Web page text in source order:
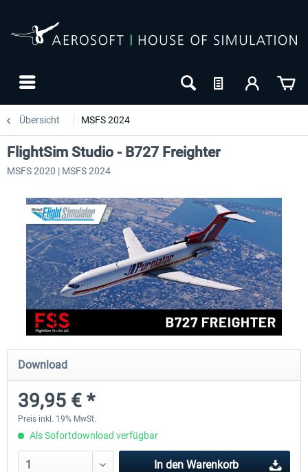
Übersicht MSFS 2024
24h FREE
EmergencyDispatcherPro - 24h Free
0,00 € *
FlightSim Studio - B727 Freighter
MSFS 2020 | MSFS 2024
Download
39,95 € *
Preis inkl. 19% MwSt.
Als Sofortdownload verfügbar
In den Warenkorb